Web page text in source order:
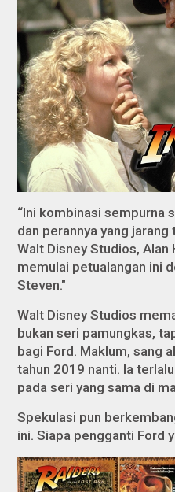
“Ini kombinasi sempurna
dan perannya yang
Walt Disney Studios,
memulai petualangan ini
Steven."
Walt Disney Studios
bukan seri pamungkas,
bagi Ford. Maklum, sang
tahun 2019 nanti. Ia
pada seri yang sama di
Spekulasi pun
ini. Siapa pengganti Ford